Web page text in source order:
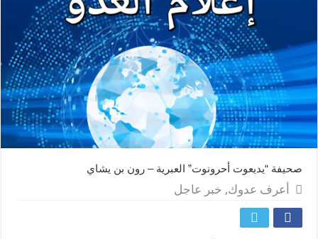
صحيفة “يديعوت أحرونوت” العبرية – رون بن يشاي
أعرف عدوك, خبر عاجل